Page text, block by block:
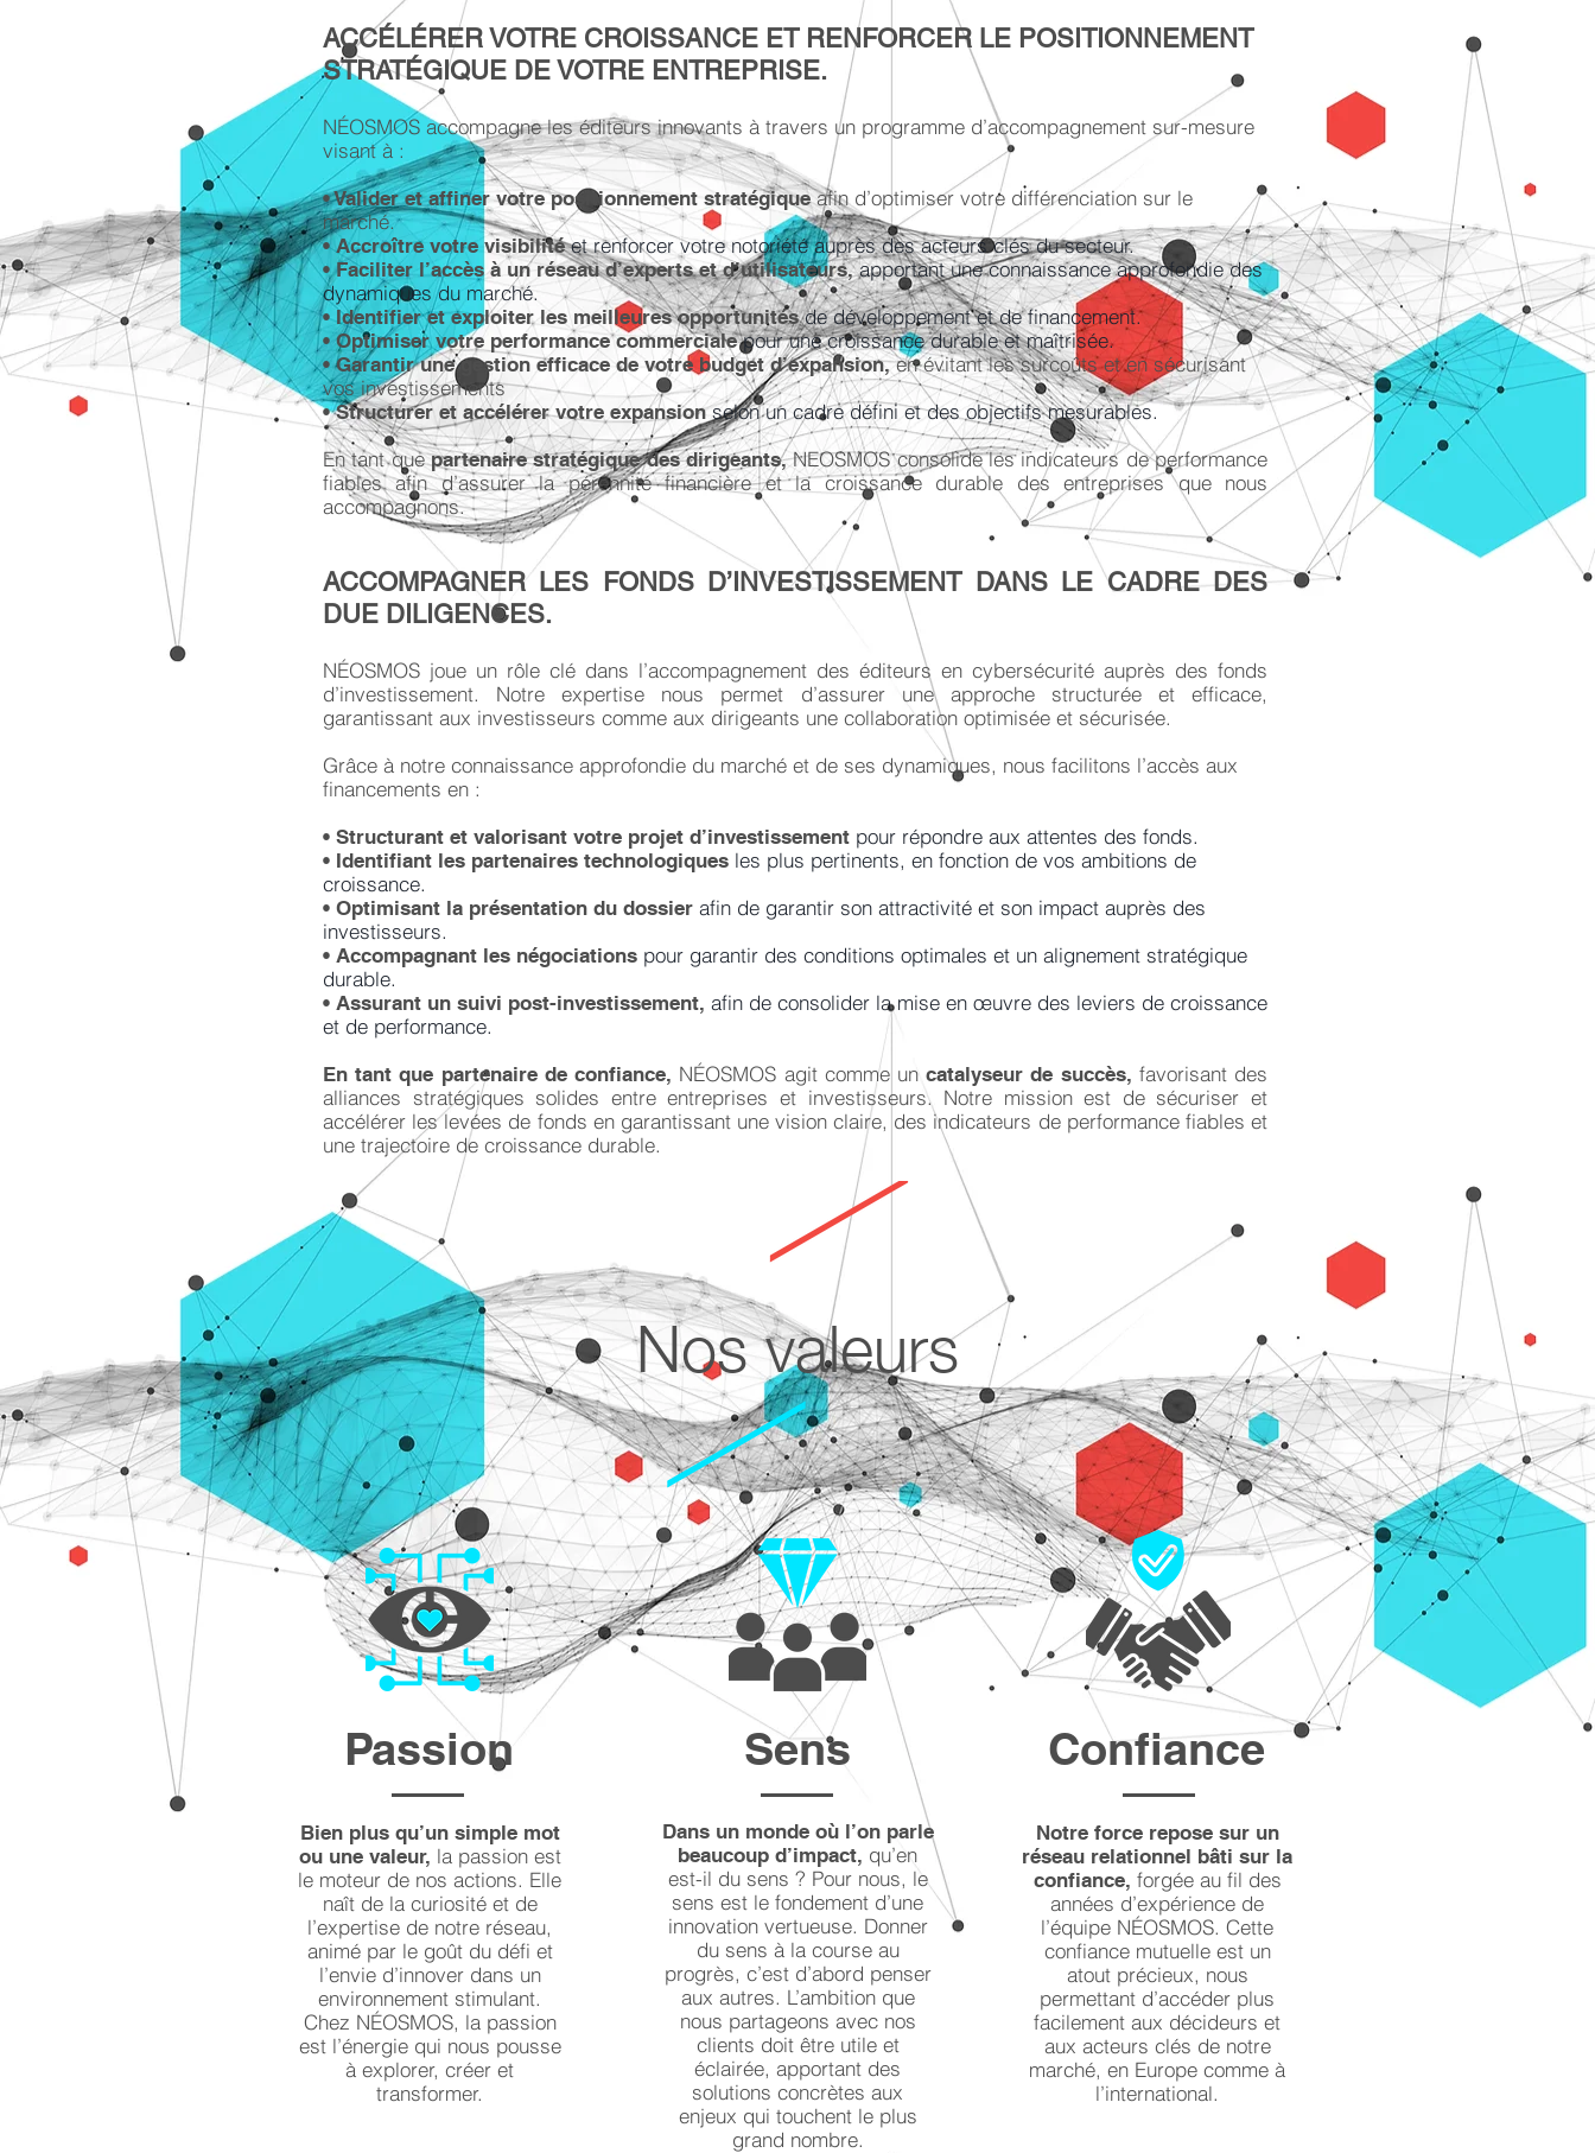
ACCÉLÉRER VOTRE CROISSANCE ET RENFORCER LE POSITIONNEMENT
STRATÉGIQUE DE VOTRE ENTREPRISE.
NÉOSMOS accompagne les éditeurs innovants à travers un programme d’accompagnement sur-mesure
visant à :
​• Valider et affiner votre positionnement stratégiqueafin d’optimiser votre différenciation sur le
marché.
• Accroître votre visibilitéet renforcer votre notoriété auprès des acteurs clés du secteur.
• Faciliter l’accès à un réseau d’experts et d’utilisateurs,apportant une connaissance approfondie des
dynamiques du marché.
• Identifier et exploiter les meilleures opportunitésde développement et de financement.
• Optimiser votre performance commercialepour une croissance durable et maîtrisée.
• Garantir une gestion efficace de votre budget d’expansion,en évitant les surcoûts et en sécurisant
vos investissements
• Structurer et accélérer votre expansionselon un cadre défini et des objectifs mesurables.
En tant quepartenaire stratégique des dirigeants,NEOSMOS consolide les indicateurs de performance
fiables afin d’assurer la pérennité financière et la croissance durable des entreprises que nous
accompagnons.
ACCOMPAGNER LES FONDS D’INVESTISSEMENT DANS LE CADRE DES
DUE DILIGENCES.
NÉOSMOS joue un rôle clé dans l’accompagnement des éditeurs en cybersécurité auprès des fonds
d’investissement. Notre expertise nous permet d’assurer une approche structurée et efficace,
garantissant aux investisseurs comme aux dirigeants une collaboration optimisée et sécurisée.
Grâce à notre connaissance approfondie du marché et de ses dynamiques, nous facilitons l’accès aux
financements en :
• Structurant et valorisant votre projet d’investissement pour répondre aux attentes des fonds.
• Identifiant les partenaires technologiques les plus pertinents, en fonction de vos ambitions de
croissance.
• Optimisant la présentation du dossier afin de garantir son attractivité et son impact auprès des
investisseurs.
• Accompagnant les négociations pour garantir des conditions optimales et un alignement stratégique
durable.
• Assurant un suivi post-investissement, afin de consolider la mise en œuvre des leviers de croissance
et de performance.
En tant que partenaire de confiance, NÉOSMOS agit comme uncatalyseur de succès, favorisant des
alliances stratégiques solides entre entreprises et investisseurs. Notre mission est de sécuriser et
accélérer les levées de fonds en garantissant une vision claire, des indicateurs de performance fiables et
une trajectoire de croissance durable.
Nos valeurs
Passion
Bien plus qu’un simple mot
ou une valeur, la passion est
le moteur de nos actions. Elle
naît de la curiosité et de
l’expertise de notre réseau,
animé par le goût du défi et
l’envie d’innover dans un
environnement stimulant.
Chez NÉOSMOS, la passion
est l’énergie qui nous pousse
à explorer, créer et
transformer.
Sens
Dans un monde où l’on parle
beaucoup d’impact, qu’en
est-il du sens ? Pour nous, le
sens est le fondement d’une
innovation vertueuse. Donner
du sens à la course au
progrès, c’est d’abord penser
aux autres. L’ambition que
nous partageons avec nos
clients doit être utile et
éclairée, apportant des
solutions concrètes aux
enjeux qui touchent le plus
grand nombre.
Confiance
Notre force repose sur un
réseau relationnel bâti sur la
confiance, forgée au fil des
années d’expérience de
l’équipe NÉOSMOS. Cette
confiance mutuelle est un
atout précieux, nous
permettant d’accéder plus
facilement aux décideurs et
aux acteurs clés de notre
marché, en Europe comme à
l’international.